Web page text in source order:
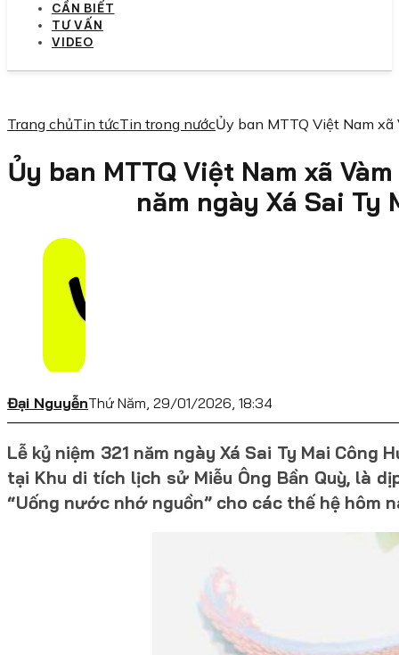
CẦN BIẾT
TƯ VẤN
VIDEO
Trang chủTin tứcTin trong nướcỦy ban MTTQ Việt Nam
Ủy ban MTTQ Việt Nam xã
năm ngày Xá Sai Ty
Đại NguyễnThứ Năm, 29/01/2026, 18:34
Lễ kỷ niệm 321 năm ngày Xá Sai Ty Mai Công
tại Khu di tích lịch sử Miễu Ông Bần Quỳ, là
“Uống nước nhớ nguồn” cho các thế hệ hôm